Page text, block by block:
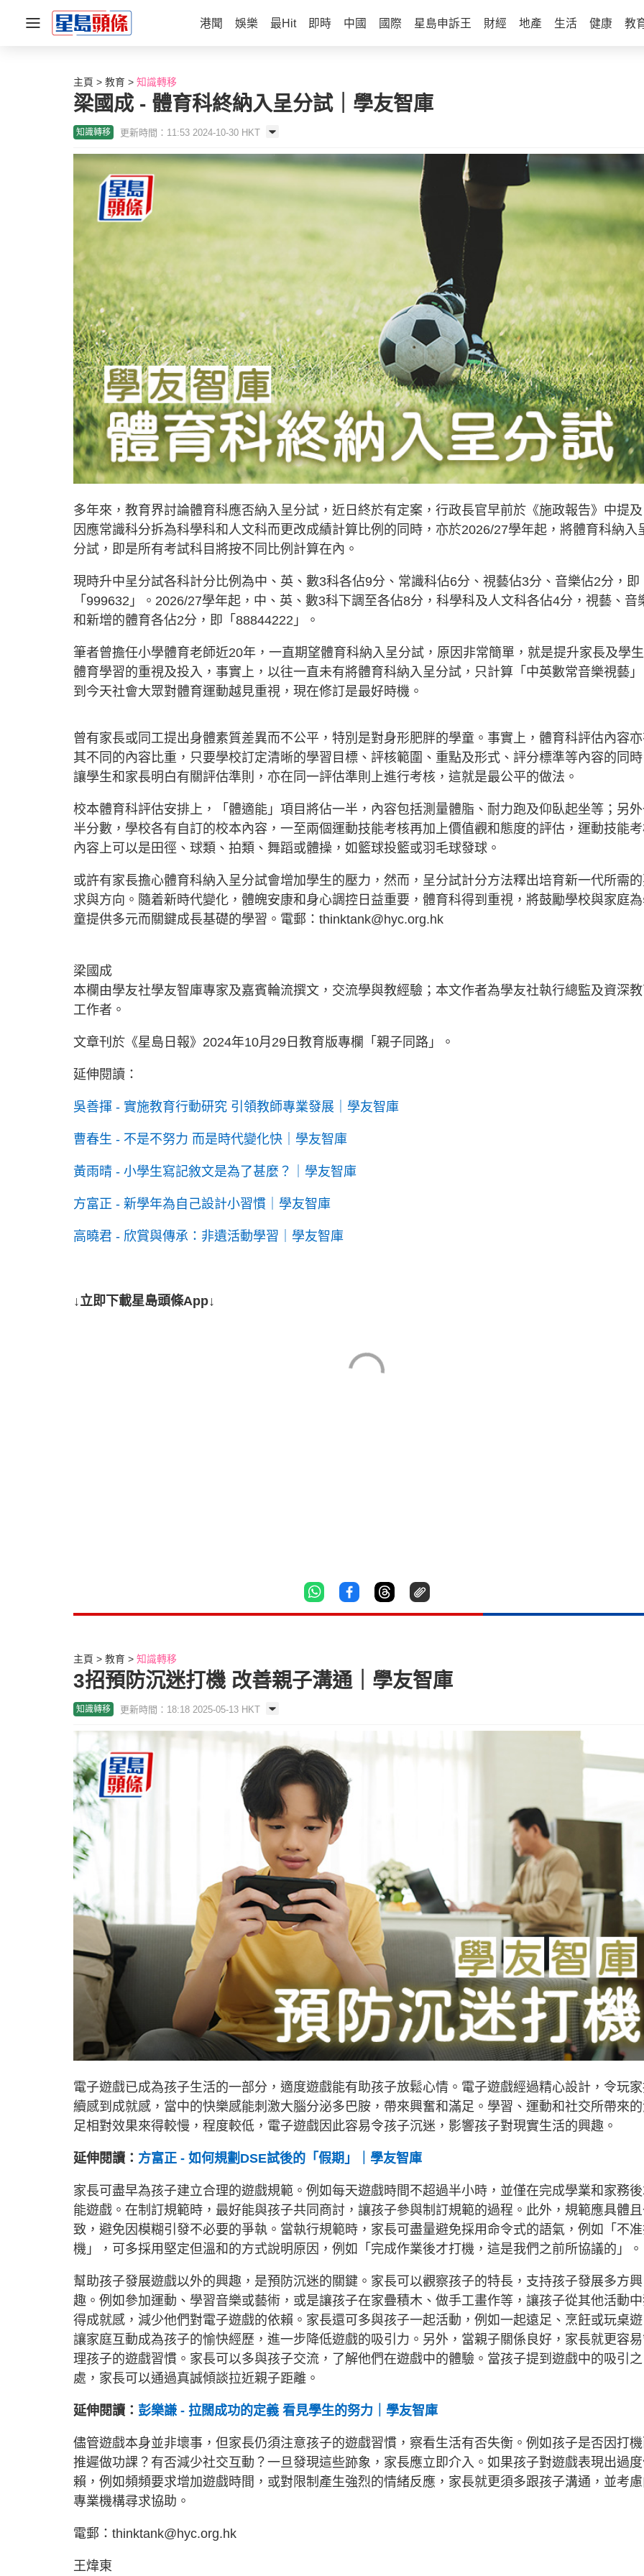
港聞 娛樂 最Hit 即時 中國 國際 星島申訴王 財經 地產 生活 健康 教
主頁 教育 知識轉移
梁國成 - 體育科終納入呈分試｜學友智庫
知識轉移 更新時間：11:53 2024-10-30 HKT
多年來，教育界討論體育科應否納入呈分試，近日終於有定案，行政長官早前於《施政報告》中提
因應常識科分拆為科學科和人文科而更改成績計算比例的同時，亦於2026/27學年起，將體育科納入
分試，即是所有考試科目將按不同比例計算在內。
現時升中呈分試各科計分比例為中、英、數3科各佔9分、常識科佔6分、視藝佔3分、音樂佔2分，即
「999632」。2026/27學年起，中、英、數3科下調至各佔8分，科學科及人文科各佔4分，視藝、音
和新增的體育各佔2分，即「88844222」。
筆者曾擔任小學體育老師近20年，一直期望體育科納入呈分試，原因非常簡單，就是提升家長及學
體育學習的重視及投入，事實上，以往一直未有將體育科納入呈分試，只計算「中英數常音樂視藝
到今天社會大眾對體育運動越見重視，現在修訂是最好時機。
曾有家長或同工提出身體素質差異而不公平，特別是對身形肥胖的學童。事實上，體育科評估內容
其不同的內容比重，只要學校訂定清晰的學習目標、評核範圍、重點及形式、評分標準等內容的同
讓學生和家長明白有關評估準則，亦在同一評估準則上進行考核，這就是最公平的做法。
校本體育科評估安排上，「體適能」項目將佔一半，內容包括測量體脂、耐力跑及仰臥起坐等；另
半分數，學校各有自訂的校本內容，一至兩個運動技能考核再加上價值觀和態度的評估，運動技能
內容上可以是田徑、球類、拍類、舞蹈或體操，如籃球投籃或羽毛球發球。
或許有家長擔心體育科納入呈分試會增加學生的壓力，然而，呈分試計分方法釋出培育新一代所需
求與方向。隨着新時代變化，體魄安康和身心調控日益重要，體育科得到重視，將鼓勵學校與家庭
童提供多元而關鍵成長基礎的學習。電郵： thinktank@hyc.org.hk
梁國成
本欄由學友社學友智庫專家及嘉賓輪流撰文，交流學與教經驗；本文作者為學友社執行總監及資深
工作者。
文章刊於《星島日報》2024年10月29日教育版專欄「親子同路」。
延伸閱讀：
吳善揮 - 實施教育行動研究 引領教師專業發展｜學友智庫
曹春生 - 不是不努力 而是時代變化快｜學友智庫
黃雨晴 - 小學生寫記敘文是為了甚麼？｜學友智庫
方富正 - 新學年為自己設計小習慣｜學友智庫
高曉君 - 欣賞與傳承：非遺活動學習｜學友智庫
↓立即下載星島頭條App↓
主頁 教育 知識轉移
3招預防沉迷打機 改善親子溝通｜學友智庫
知識轉移 更新時間：18:18 2025-05-13 HKT
電子遊戲已成為孩子生活的一部分，適度遊戲能有助孩子放鬆心情。電子遊戲經過精心設計，令玩
續感到成就感，當中的快樂感能刺激大腦分泌多巴胺，帶來興奮和滿足。學習、運動和社交所帶來
足相對效果來得較慢，程度較低，電子遊戲因此容易令孩子沉迷，影響孩子對現實生活的興趣。
延伸閱讀： 方富正 - 如何規劃DSE試後的「假期」｜學友智庫
家長可盡早為孩子建立合理的遊戲規範。例如每天遊戲時間不超過半小時，並僅在完成學業和家務
能遊戲。在制訂規範時，最好能與孩子共同商討，讓孩子參與制訂規範的過程。此外，規範應具體
致，避免因模糊引發不必要的爭執。當執行規範時，家長可盡量避免採用命令式的語氣，例如「不
機」，可多採用堅定但溫和的方式說明原因，例如「完成作業後才打機，這是我們之前所協議的」。
幫助孩子發展遊戲以外的興趣，是預防沉迷的關鍵。家長可以觀察孩子的特長，支持孩子發展多方興
趣。例如參加運動、學習音樂或藝術，或是讓孩子在家疊積木、做手工畫作等，讓孩子從其他活動
得成就感，減少他們對電子遊戲的依賴。家長還可多與孩子一起活動，例如一起遠足、烹飪或玩桌
讓家庭互動成為孩子的愉快經歷，進一步降低遊戲的吸引力。另外，當親子關係良好，家長就更容
理孩子的遊戲習慣。家長可以多與孩子交流，了解他們在遊戲中的體驗。當孩子提到遊戲中的吸引之
處，家長可以通過真誠傾談拉近親子距離。
延伸閱讀： 彭樂謙 - 拉闊成功的定義 看見學生的努力｜學友智庫
儘管遊戲本身並非壞事，但家長仍須注意孩子的遊戲習慣，察看生活有否失衡。例如孩子是否因打
推遲做功課？有否減少社交互動？一旦發現這些跡象，家長應立即介入。如果孩子對遊戲表現出過
賴，例如頻頻要求增加遊戲時間，或對限制產生強烈的情緒反應，家長就更須多跟孩子溝通，並考
專業機構尋求協助。
電郵：thinktank@hyc.org.hk
王煒東